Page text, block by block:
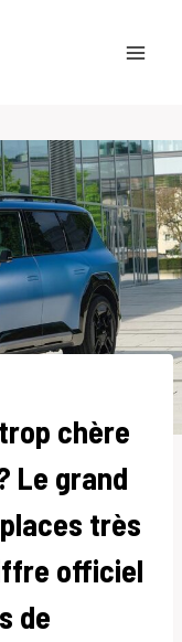
chère
Le grand
très
officiel
de